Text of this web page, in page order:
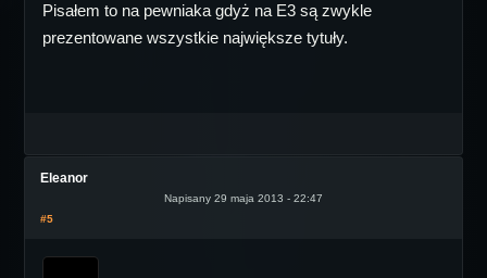
Pisałem to na pewniaka gdyż na E3 są zwykle
prezentowane wszystkie największe tytuły.
Eleanor
Napisany 29 maja 2013 - 22:47
#5